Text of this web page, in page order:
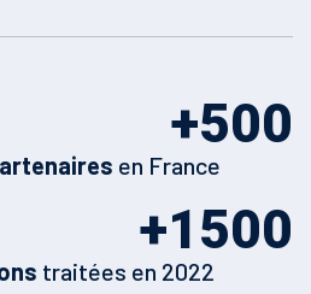
500
+
en France
1500
+
traitées en 2022